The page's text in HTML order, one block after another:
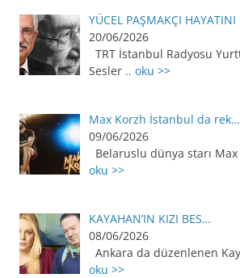
YÜCEL PAŞMAKÇI
20/06/2026
TRT İstanbul Radyosu
Sesler .. oku >>
Max Korzh İstanbul da rek…
09/06/2026
Belaruslu dünya starı
oku >>
KAYAHAN’IN KIZI BES…
08/06/2026
Ankara da düzenlenen
oku >>